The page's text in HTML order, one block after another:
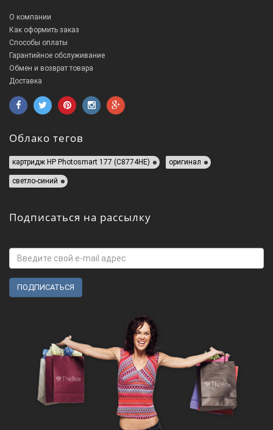
О компании
Как оформить заказ
Способы оплаты
Гарантийное обслуживание
Обмен и возврат товара
Доставка
Облако тегов
картридж HP Photosmart 177 (C8774HE) оригинал
светло-синий
Подписаться на рассылку